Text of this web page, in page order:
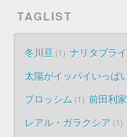
TAGLIST
冬川亘 1 ナリタブラ
太陽がイッパイいっぱ
プロッシム 1 前田利家
レアル・ガラクシア 1